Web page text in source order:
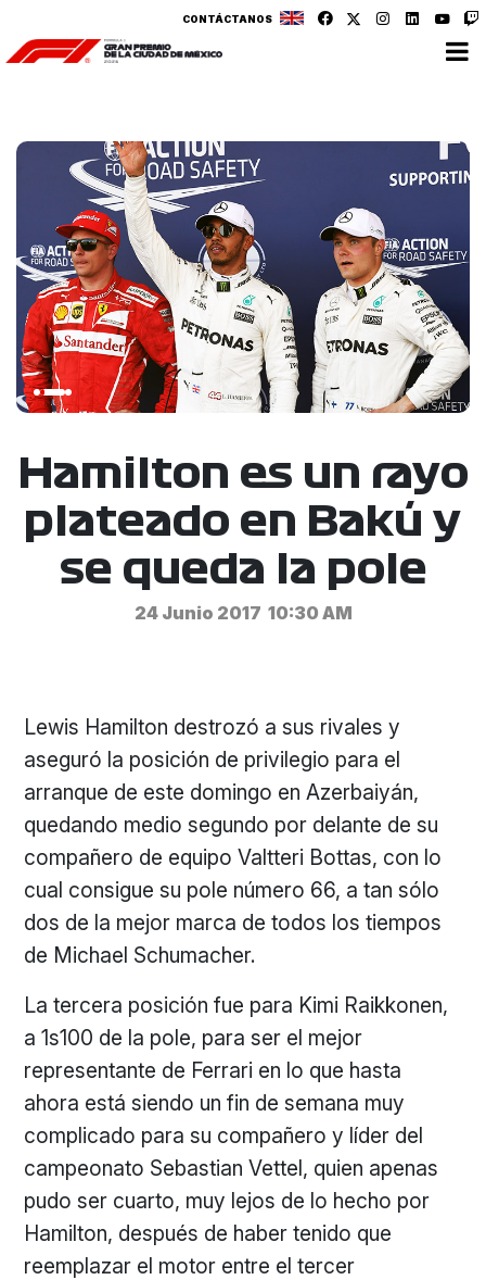
CONTÁCTANOS
Hamilton es un rayo
plateado en Bakú y
se queda la pole
24 Junio 2017 10:30 AM
Lewis Hamilton destrozó a sus rivales y
aseguró la posición de privilegio para el
arranque de este domingo en Azerbaiyán,
quedando medio segundo por delante de su
compañero de equipo Valtteri Bottas, con lo
cual consigue su pole número 66, a tan sólo
dos de la mejor marca de todos los tiempos
de Michael Schumacher.
La tercera posición fue para Kimi Raikkonen,
a 1s100 de la pole, para ser el mejor
representante de Ferrari en lo que hasta
ahora está siendo un fin de semana muy
complicado para su compañero y líder del
campeonato Sebastian Vettel, quien apenas
pudo ser cuarto, muy lejos de lo hecho por
Hamilton, después de haber tenido que
reemplazar el motor entre el tercer